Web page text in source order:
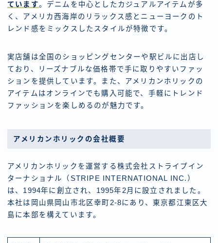
ています。デニムを中心としたカジュアルアイテムが多
く、アメリカ西海岸のリラックス感とニューヨークのト
レンド感をミックスしたスタイルが特徴です。
実店舗は全国のショッピングセンターや駅ビルに出店し
ており、リーズナブルな価格帯で手に取りやすいファッ
ションを提供しています。また、アメリカンホリックの
アイテムはオンラインでも購入可能で、手軽にトレンド
ファッションを楽しめるのが魅力です。
アメリカンホリックの会社概要
アメリカンホリックを運営する株式会社ストライプイン
ターナショナル（STRIPE INTERNATIONAL INC.）
は、1994年に創立され、1995年2月に設立されました。
本社は岡山県岡山市北区幸町2-8にあり、東京都江東区大
島に本部を構えています。